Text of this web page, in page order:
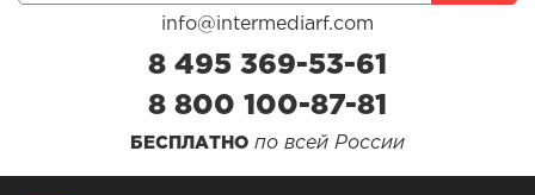
info@intermediarf.com
8 495 369-53-61
8 800 100-87-81
БЕСПЛАТНО по всей России